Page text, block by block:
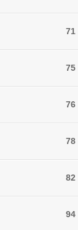
71
75
76
78
82
94